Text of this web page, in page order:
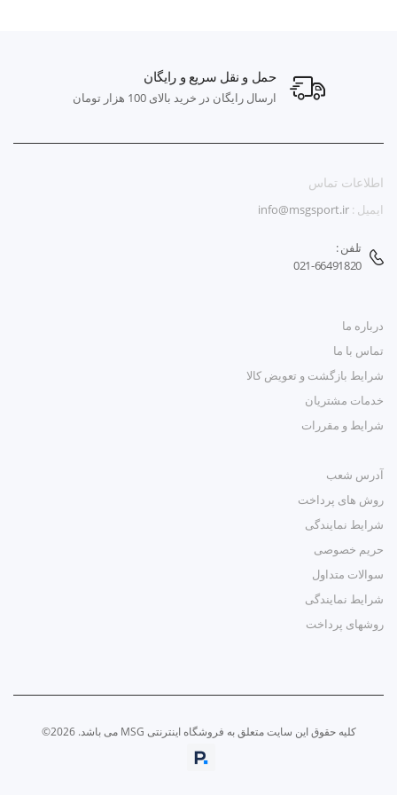
حمل و نقل سریع و رایگان
ارسال رایگان در خرید بالای 100 هزار تومان
اطلاعات تماس
ایمیل : info@msgsport.ir
تلفن :
021-66491820
درباره ما
تماس با ما
شرایط بازگشت و تعویض کالا
خدمات مشتریان
شرایط و مقررات
آدرس شعب
روش های پرداخت
شرایط نمایندگی
حریم خصوصی
سوالات متداول
شرایط نمایندگی
روشهای پرداخت
کلیه حقوق این سایت متعلق به فروشگاه اینترنتی MSG می باشد. 2026©